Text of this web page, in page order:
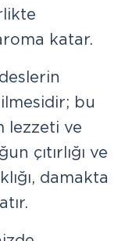
katar.
bu
lezzeti ve
çıtırlığı ve
damakta